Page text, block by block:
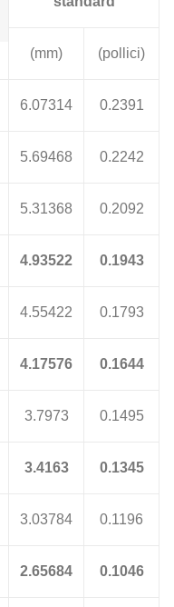
(mm) (pollici)
6.07314 0.2391
5.69468 0.2242
5.31368 0.2092
4.93522 0.1943
4.55422 0.1793
4.17576 0.1644
3.7973 0.1495
3.4163 0.1345
3.03784 0.1196
2.65684 0.1046